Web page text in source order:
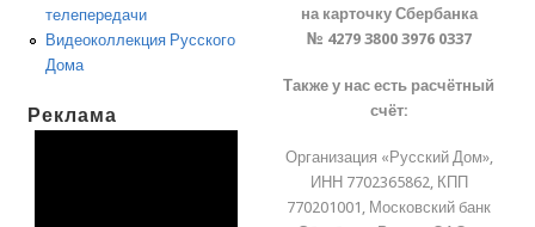
телепередачи
Видеоколлекция Русского
Дома
Реклама
на карточку Сбербанка
№ 4279 3800 3976 0337
Также у нас есть расчётный
счёт:
Организация «Русский Дом»,
ИНН 7702365862, КПП
770201001, Московский банк